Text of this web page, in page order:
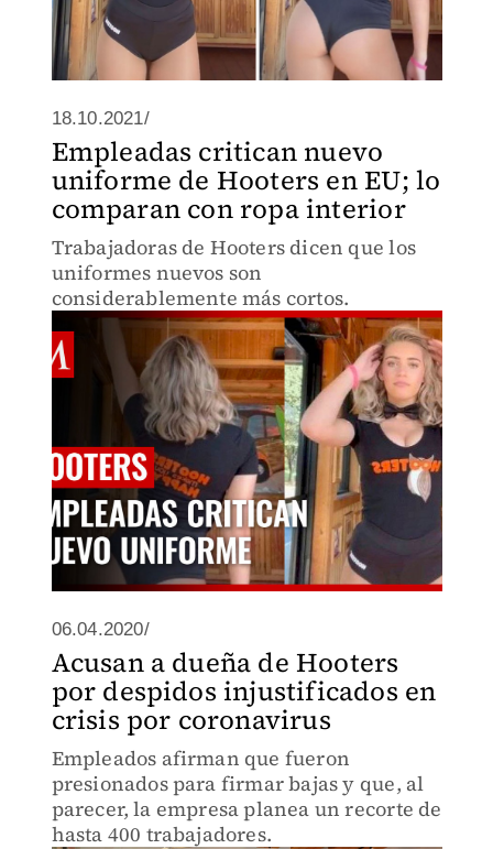
18.10.2021/
Empleadas critican nuevo
uniforme de Hooters en EU; lo
comparan con ropa interior
Trabajadoras de Hooters dicen que los
uniformes nuevos son
considerablemente más cortos.
06.04.2020/
Acusan a dueña de Hooters
por despidos injustificados en
crisis por coronavirus
Empleados afirman que fueron
presionados para firmar bajas y que, al
parecer, la empresa planea un recorte de
hasta 400 trabajadores.